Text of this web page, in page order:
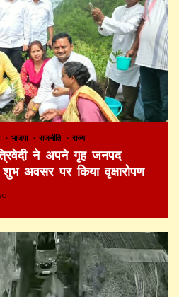
भाजपा राजनीति राज्य
ने अपने गृह जनपद
अवसर पर किया वृक्षारोपण